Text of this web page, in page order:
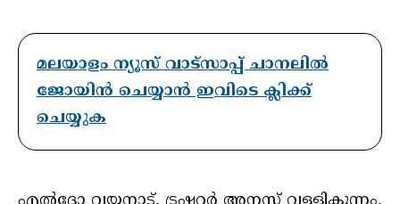
മലയാളം ന്യൂസ് വാട്സാപ്പ് ചാനലിൽ
ജോയിൻ ചെയ്യാൻ ഇവിടെ ക്ലിക്ക്
ചെയ്യുക